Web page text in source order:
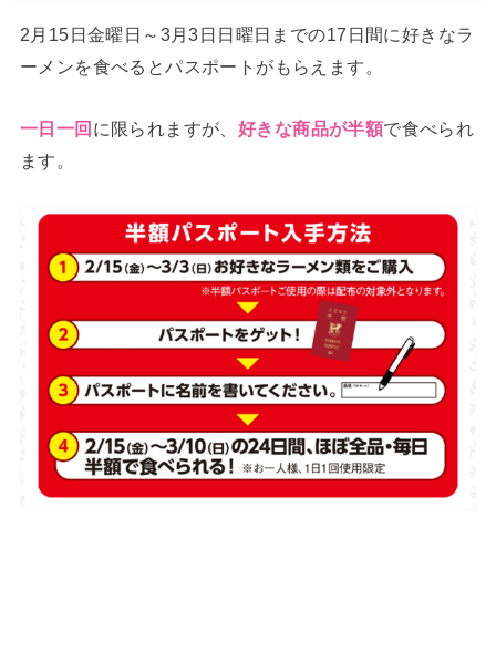
2月15日金曜日～3月3日日曜日までの17日間に好きなラ
ーメンを食べるとパスポートがもらえます。
一日一回 に限られますが、 好きな商品が半額で食べられ
ます。